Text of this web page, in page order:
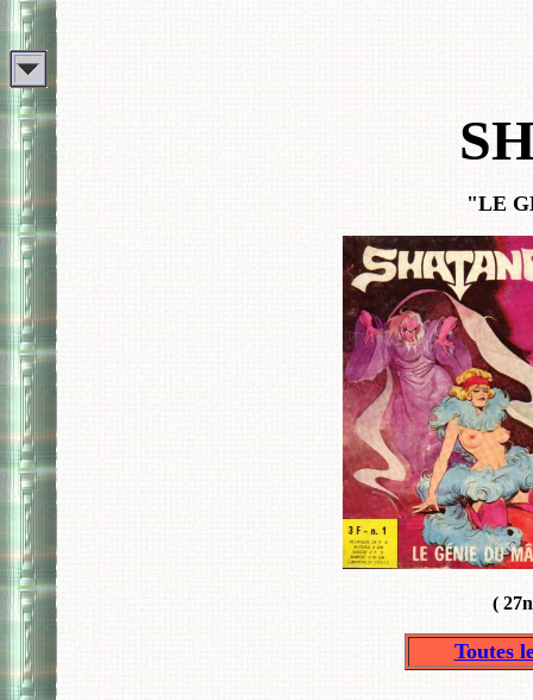
"LE
(
Toutes